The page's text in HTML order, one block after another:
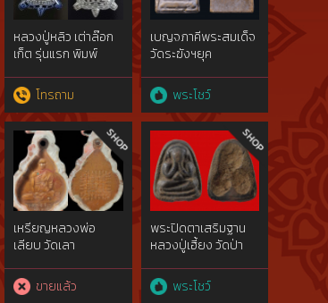
หลวงปู่หลิว เต่าล๊อก
เก็ต รุ่นแรก พิมพ์
โทรถาม
เบญจภาคีพระสมเด็จ
วัดระฆังฯยุค
ทรายทอง​ พิมพ์ใหญ่​
ฝนใช้ฯ(byผู้พัน)
พระโชว์
เหรียญหลวงพ่อ
เลียบ วัดเลา
ขายแล้ว
พระปิดตาเสริมฐาน
หลวงปู่เฮี้ยง วัดป่า
พระโชว์